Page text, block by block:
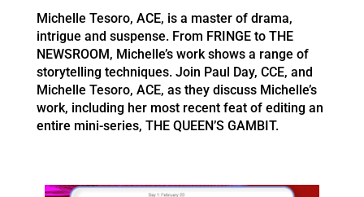
Michelle Tesoro, ACE, is a master of drama,
intrigue and suspense. From FRINGE to THE
NEWSROOM, Michelle’s work shows a range of
storytelling techniques. Join Paul Day, CCE, and
Michelle Tesoro, ACE, as they discuss Michelle’s
work, including her most recent feat of editing an
entire mini-series, THE QUEEN’S GAMBIT.